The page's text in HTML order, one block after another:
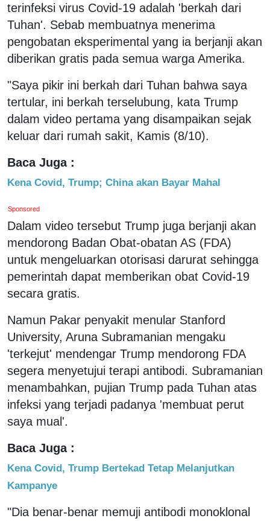
terinfeksi virus Covid-19 adalah 'berkah dari
Tuhan'. Sebab membuatnya menerima
pengobatan eksperimental yang ia berjanji akan
diberikan gratis pada semua warga Amerika.
"Saya pikir ini berkah dari Tuhan bahwa saya
tertular, ini berkah terselubung, kata Trump
dalam video pertama yang disampaikan sejak
keluar dari rumah sakit, Kamis (8/10).
Baca Juga :
Kena Covid, Trump; China akan Bayar Mahal
Sponsored
Dalam video tersebut Trump juga berjanji akan
mendorong Badan Obat-obatan AS (FDA)
untuk mengeluarkan otorisasi darurat sehingga
pemerintah dapat memberikan obat Covid-19
secara gratis.
Namun Pakar penyakit menular Stanford
University, Aruna Subramanian mengaku
'terkejut' mendengar Trump mendorong FDA
segera menyetujui terapi antibodi. Subramanian
menambahkan, pujian Trump pada Tuhan atas
infeksi yang terjadi padanya 'membuat perut
saya mual'.
Baca Juga :
Kena Covid, Trump Bertekad Tetap Melanjutkan
Kampanye
"Dia benar-benar memuji antibodi monoklonal